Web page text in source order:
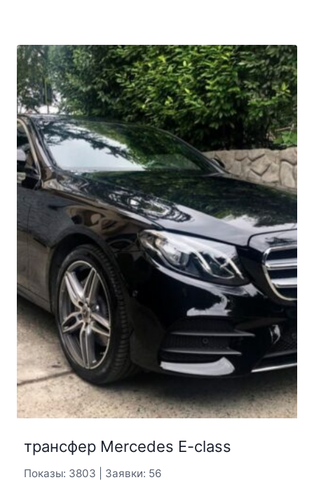
трансфер Mercedes E-class
Показы: 3803 | Заявки: 56